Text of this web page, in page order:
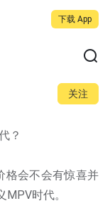
下载 App
关注
？
格会不会有惊喜并
时代。